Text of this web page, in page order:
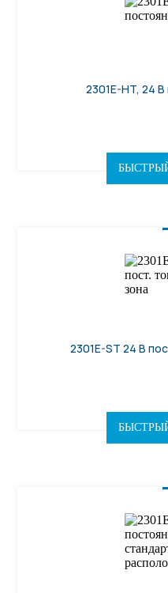
2301E-HT, 24
2301E-ST 24 В